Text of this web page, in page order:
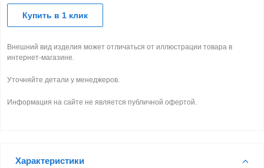
Купить в 1 клик
Внешний вид изделия может отличаться от иллюстрации товара в
интернет-магазине.
Уточняйте детали у менеджеров.
Информация на сайте не является публичной офертой.
Характеристики